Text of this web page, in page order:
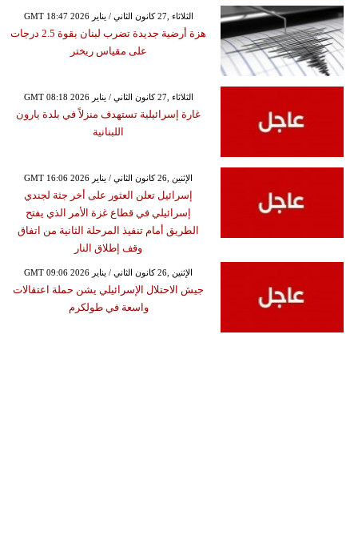
GMT 18:47 2026 الثلاثاء ,27 كانون الثاني / يناير
هزة أرضية جديدة تضرب لبنان بقوة 2.5 درجات
على مقياس ريختر
GMT 08:18 2026 الثلاثاء ,27 كانون الثاني / يناير
غارة إسرائيلية تستهدف منزلاً في بلدة يارون
اللبنانية
GMT 16:06 2026 الإثنين ,26 كانون الثاني / يناير
إسرائيل تعلن العثور على أخر جثة لجندي
إسرائيلي في قطاع غزة الأمر الذي يفتح
الطريق أمام تنفيذ المرحلة الثانية من اتفاق
وقف إطلاق النار
GMT 09:06 2026 الإثنين ,26 كانون الثاني / يناير
جيش الاحتلال الإسرائيلي يشن حملة اعتقالات
واسعة في طولكرم